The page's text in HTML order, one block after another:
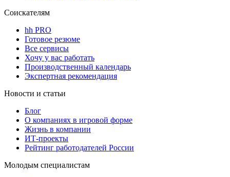
Соискателям
hh PRO
Готовое резюме
Все сервисы
Хочу у вас работать
Производственный календарь
Экспертная рекомендация
Новости и статьи
Блог
О компаниях в игровой форме
Жизнь в компании
ИТ-проекты
Рейтинг работодателей России
Молодым специалистам